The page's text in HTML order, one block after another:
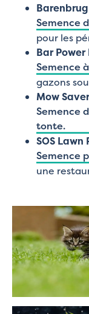
Semence
pour les
Bar Power
Semence
gazons
Mow Saver
Semence
tonte.
SOS Lawn
Semence
une